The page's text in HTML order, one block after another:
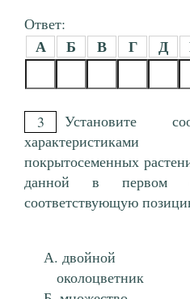
Ответ:
А Б В Г Д
3
Установите
покрытосеменных
данной в первом
соответствующую
двойной
околоцветник